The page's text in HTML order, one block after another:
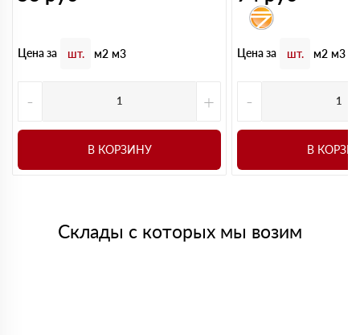
Цена за шт. м2 м3
- +
В КОРЗИНУ
Цена за шт. м2 м3
-
В
Склады с которых мы возим